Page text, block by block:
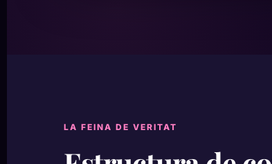
LA FEINA DE VERITAT